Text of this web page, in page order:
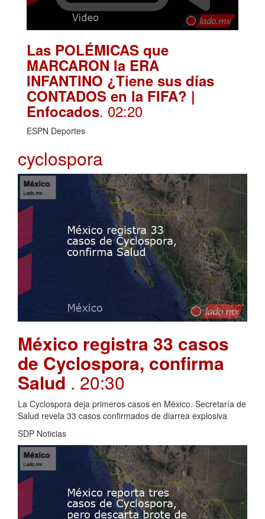
Las POLÉMICAS que
MARCARON la ERA
INFANTINO ¿Tiene sus días
CONTADOS en la FIFA? |
Enfocados. 02:20
ESPN Deportes
cyclospora
México registra 33 casos
de Cyclospora, confirma
Salud . 20:30
La Cyclospora deja primeros casos en México. Secretaría de
Salud revela 33 casos confirmados de diarrea explosiva
SDP Noticias